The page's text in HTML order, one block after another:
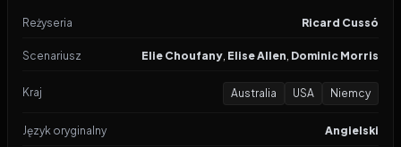
Reżyseria Ricard Cussó
Scenariusz Elie Choufany, Elise Allen, Dominic Morris
Kraj Australia USA Niemcy
Język oryginalny Angielski